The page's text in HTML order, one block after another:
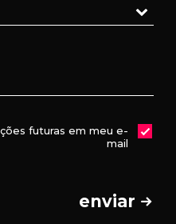
futuras em meu e-
mail
enviar